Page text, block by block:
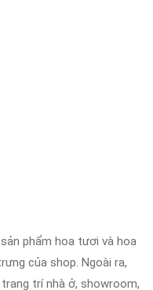
phẩm hoa tươi và hoa
của shop. Ngoài ra,
trí nhà ở, showroom,